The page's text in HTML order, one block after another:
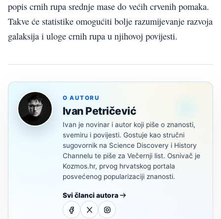
popis crnih rupa srednje mase do većih crvenih pomaka.
Takve će statistike omogućiti bolje razumijevanje razvoja
galaksija i uloge crnih rupa u njihovoj povijesti.
O AUTORU
Ivan Petričević
Ivan je novinar i autor koji piše o znanosti,
svemiru i povijesti. Gostuje kao stručni
sugovornik na Science Discovery i History
Channelu te piše za Večernji list. Osnivač je
Kozmos.hr, prvog hrvatskog portala
posvećenog popularizaciji znanosti.
Svi članci autora